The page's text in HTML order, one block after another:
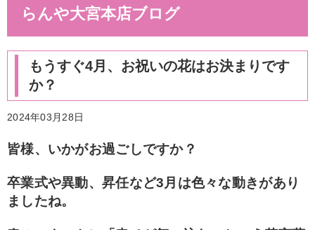
らんや大宮本店ブログ
もうすぐ4月、お祝いの花はお決まりです
か？
2024年03月28日
皆様、いかがお過ごしですか？
卒業式や異動、昇任など3月は色々な動きがあり
ましたね。